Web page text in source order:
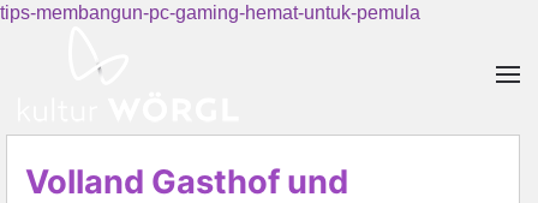
tips-membangun-pc-gaming-hemat-untuk-pemula
Volland Gasthof und